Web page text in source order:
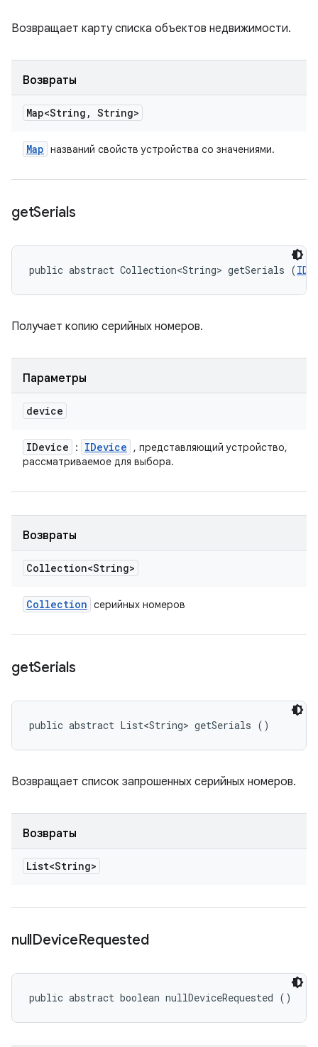
Возвращает карту списка объектов недвижимости.
Возвраты
Map<String , String>
Map названий свойств устройства со значениями.
getSerials
public abstract Collection<String> getSerials (
Получает копию серийных номеров.
Параметры
device
IDevice : IDevice
, представляющий устройство,
рассматриваемое для выбора.
Возвраты
Collection<String>
Collection серийных номеров
getSerials
public abstract List<String> getSerials ()
Возвращает список запрошенных серийных номеров.
Возвраты
List<String>
nullDeviceRequested
public abstract boolean nullDeviceRequested ()